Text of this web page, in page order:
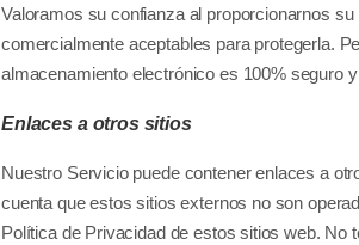
Valoramos su confianza al proporcionarnos
comercialmente aceptables para protegerla.
almacenamiento electrónico es 100% seguro
Enlaces a otros sitios
Nuestro Servicio puede contener enlaces a
cuenta que estos sitios externos no son
Política de Privacidad de estos sitios web. No